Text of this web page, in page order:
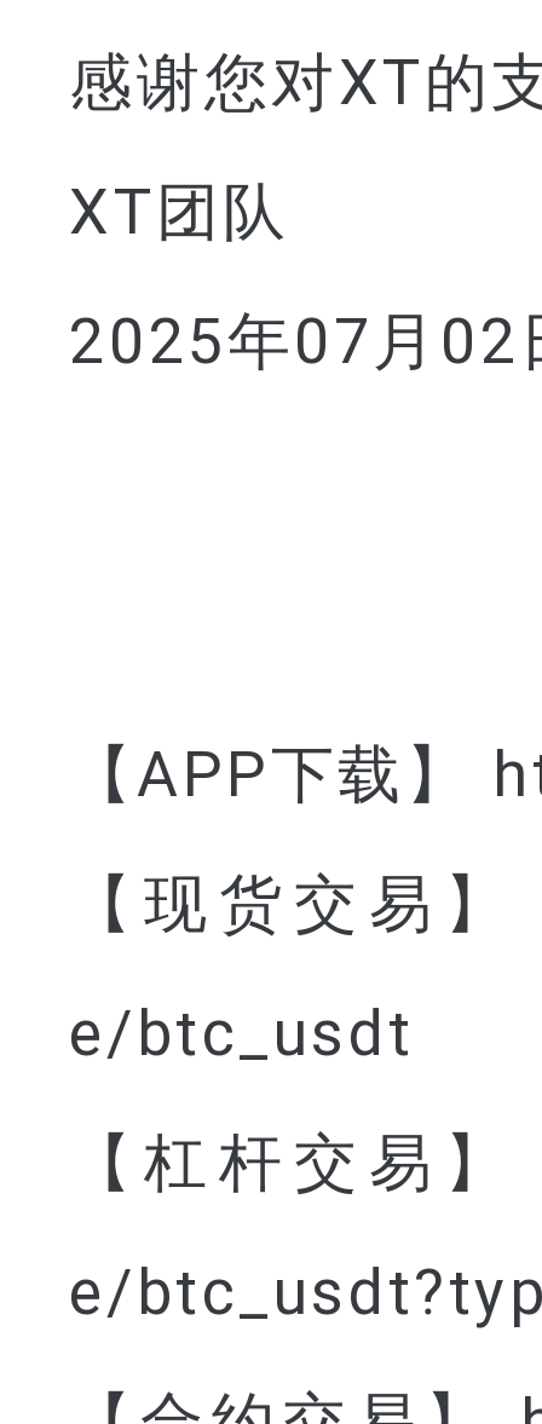
感谢您对XT的
XT团队
2025年07月02
【APP下载
【现货交易
e/btc_usdt
【杠杆交易
e/